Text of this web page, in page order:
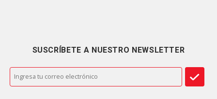
SUSCRÍBETE A NUESTRO NEWSLETTER